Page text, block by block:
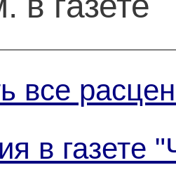
все
в газете